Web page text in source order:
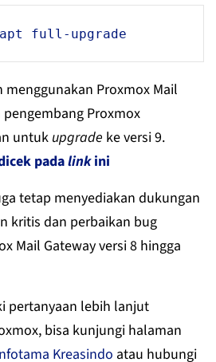
full - upgrade
menggunakan Proxmox Mail
pengembang Proxmox
untuk upgrade ke versi 9.
padalinkini
tetap menyediakan dukungan
kritis dan perbaikan bug
Mail Gateway versi 8 hingga
pertanyaan lebih lanjut
bisa kunjungi halaman
Kreasindo atau hubungi